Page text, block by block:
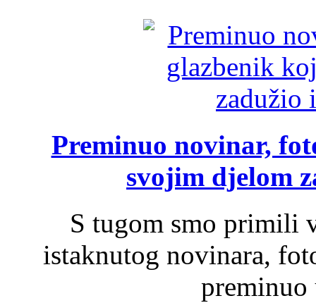
Preminuo novinar,
svojim djelom
S tugom smo primili
istaknutog novinara,